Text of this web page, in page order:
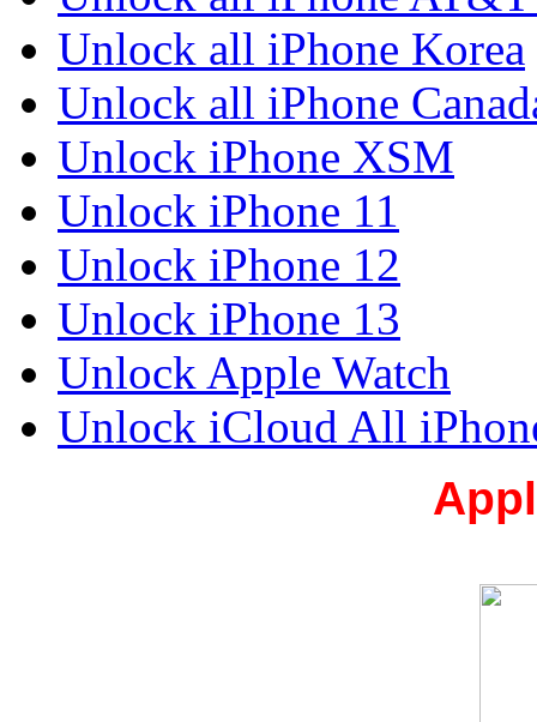
Unlock all iPhone Korea
Unlock all iPhone
Unlock iPhone XSM
Unlock iPhone 11
Unlock iPhone 12
Unlock iPhone 13
Unlock Apple Watch
Unlock iCloud All